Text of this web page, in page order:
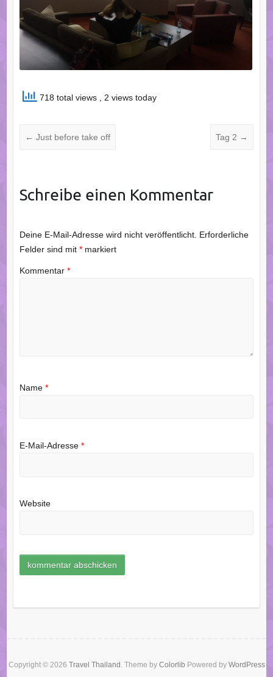
718 total views , 2 views today
← Just before take off Tag 2 →
Schreibe einen Kommentar
Deine E-Mail-Adresse wird nicht veröffentlicht. Erforderliche
Felder sind mit *markiert
Kommentar *
Name *
E-Mail-Adresse *
Website
Copyright © 2026 Travel Thailand . Theme by Colorlib Powered by WordPress